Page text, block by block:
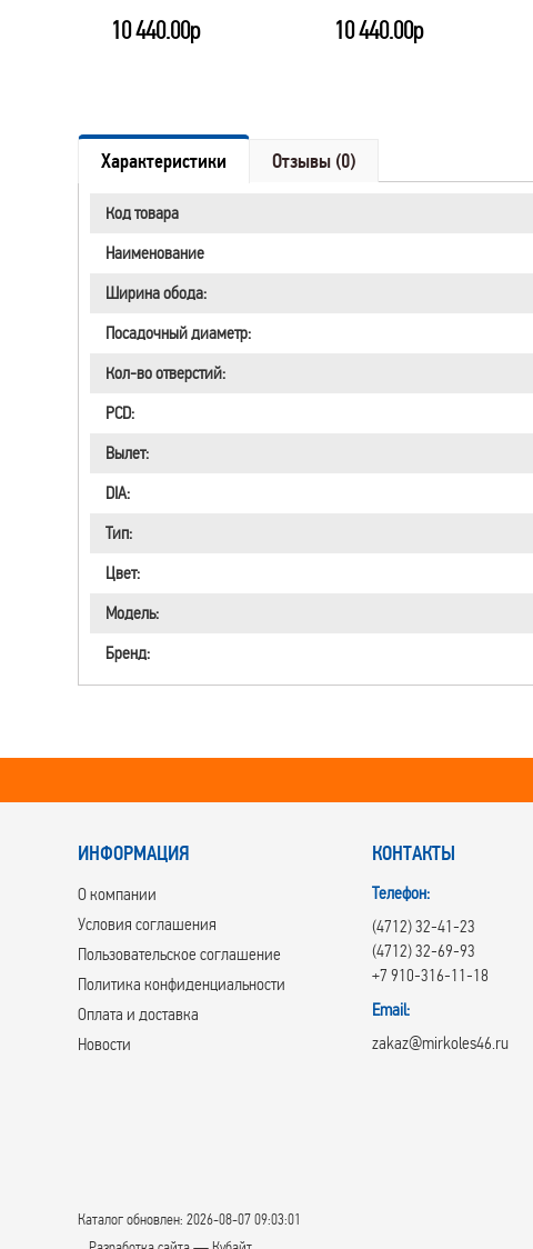
10 440.00р 10 440.00р
Характеристики Отзывы (0)
Код товара
Наименование
Ширина обода:
Посадочный диаметр:
Кол-во отверстий:
PCD:
Вылет:
DIA:
Тип:
Цвет:
Модель:
Бренд:
ИНФОРМАЦИЯ
О компании
Условия соглашения
Пользовательское соглашение
Политика конфиденциальности
Оплата и доставка
Новости
КОНТАКТЫ
Телефон:
(4712) 32-41-23
(4712) 32-69-93
+7 910-316-11-18
Email:
zakaz@mirkoles46.ru
Каталог обновлен: 2026-08-07 09:03:01